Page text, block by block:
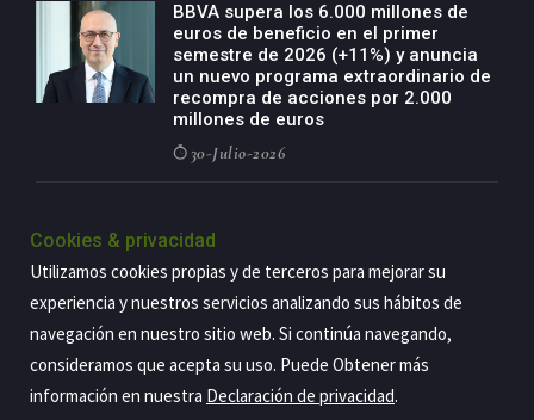
BBVA supera los 6.000 millones de
euros de beneficio en el primer
semestre de 2026 (+11%) y anuncia
un nuevo programa extraordinario de
recompra de acciones por 2.000
millones de euros
30-Julio-2026
negocio agro con un modelo global
de especialización presente en siete
países
29-Julio-2026
Cookies & privacidad
Utilizamos cookies propias y de terceros para mejorar su
experiencia y nuestros servicios analizando sus hábitos de
navegación en nuestro sitio web. Si continúa navegando,
consideramos que acepta su uso. Puede Obtener más
información en nuestra Declaración de privacidad.